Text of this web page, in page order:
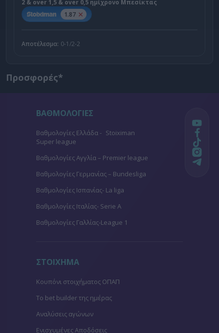
2 & over 1,5 & over 0,5 ημίχρονο Μπεσίκτας
1.87
Αποτέλεσμα: 0-1/2-2
Προσφορές*
ΒΑΘΜΟΛΟΓΙΕΣ
Βαθμολογίες Ελλάδα - Stoiximan
Super league
Βαθμολογίες Aγγλία – Premier league
Βαθμολογίες Γερμανίας – Bundesliga
Βαθμολογίες Ισπανίας- La liga
Βαθμολογίες Ιταλίας- Serie A
Βαθμολογίες Γαλλίας-League 1
ΣΤΟΙΧΗΜΑ
Κουπόνι στοιχήματος ΟΠΑΠ
To bet builder της ημέρας
Αναλύσεις αγώνων
Ενισχυμένες Αποδόσεις